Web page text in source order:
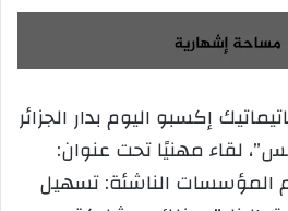
ب
ع
ع
ى
س
ل
ب
ي
د
إ
إكسبو اليوم بدار الجزائر
لقاء مهنيًا تحت عنوان:
المؤسسات الناشئة: تسهيل